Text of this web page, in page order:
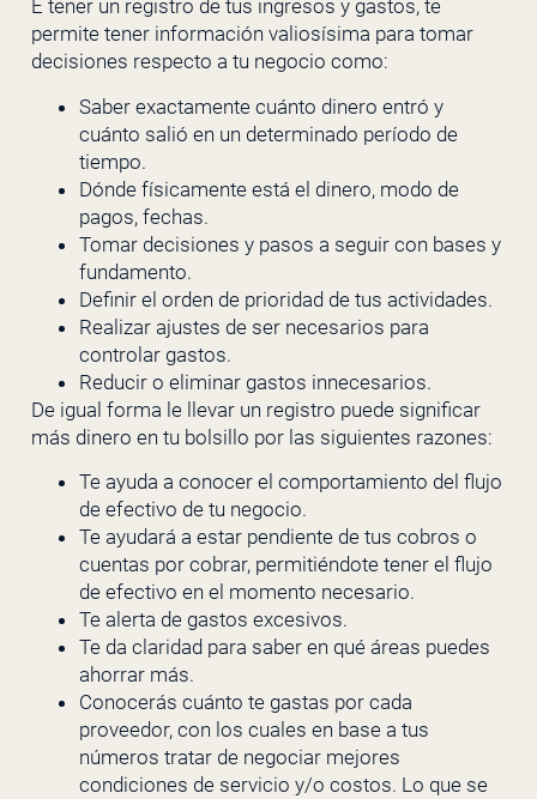
E tener un registro de tus ingresos y gastos, te
permite tener información valiosísima para tomar
decisiones respecto a tu negocio como:
Saber exactamente cuánto dinero entró y
cuánto salió en un determinado período de
tiempo.
Dónde físicamente está el dinero, modo de
pagos, fechas.
Tomar decisiones y pasos a seguir con bases y
fundamento.
Definir el orden de prioridad de tus actividades.
Realizar ajustes de ser necesarios para
controlar gastos.
Reducir o eliminar gastos innecesarios.
De igual forma le llevar un registro puede significar
más dinero en tu bolsillo por las siguientes razones:
Te ayuda a conocer el comportamiento del flujo
de efectivo de tu negocio.
Te ayudará a estar pendiente de tus cobros o
cuentas por cobrar, permitiéndote tener el flujo
de efectivo en el momento necesario.
Te alerta de gastos excesivos.
Te da claridad para saber en qué áreas puedes
ahorrar más.
Conocerás cuánto te gastas por cada
proveedor, con los cuales en base a tus
números tratar de negociar mejores
condiciones de servicio y/o costos. Lo que se